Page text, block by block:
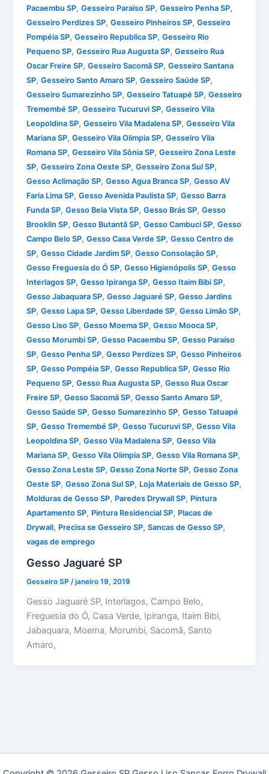
Pacaembu SP,Gesseiro Paraíso SP,Gesseiro Penha SP,
Gesseiro Perdizes SP,Gesseiro Pinheiros SP,Gesseiro
Pompéia SP,Gesseiro Republica SP,Gesseiro Rio
Pequeno SP,Gesseiro Rua Augusta SP,Gesseiro Rua
Oscar Freire SP,Gesseiro Sacomã SP,Gesseiro Santana
SP,Gesseiro Santo Amaro SP,Gesseiro Saúde SP,
Gesseiro Sumarezinho SP,Gesseiro Tatuapé SP,Gesseiro
Tremembé SP,Gesseiro Tucuruvi SP,Gesseiro Vila
Leopoldina SP,Gesseiro Vila Madalena SP,Gesseiro Vila
Mariana SP,Gesseiro Vila Olimpia SP,Gesseiro Vila
Romana SP,Gesseiro Vila Sônia SP,Gesseiro Zona Leste
SP,Gesseiro Zona Oeste SP,Gesseiro Zona Sul SP,
Gesso Aclimação SP,Gesso Agua Branca SP,Gesso AV
Faria Lima SP,Gesso Avenida Paulista SP,Gesso Barra
Funda SP,Gesso Bela Vista SP,Gesso Brás SP,Gesso
Brooklin SP,Gesso Butantã SP,Gesso Cambuci SP,Gesso
Campo Belo SP,Gesso Casa Verde SP,Gesso Centro de
SP,Gesso Cidade Jardim SP,Gesso Consolação SP,
Gesso Freguesia do Ó SP,Gesso Higienópolis SP,Gesso
Interlagos SP,Gesso Ipiranga SP,Gesso Itaim Bibi SP,
Gesso Jabaquara SP,Gesso Jaguaré SP,Gesso Jardins
SP,Gesso Lapa SP,Gesso Liberdade SP,Gesso Limão SP,
Gesso Liso SP,Gesso Moema SP,Gesso Mooca SP,
Gesso Morumbi SP,Gesso Pacaembu SP,Gesso Paraíso
SP,Gesso Penha SP,Gesso Perdizes SP,Gesso Pinheiros
SP,Gesso Pompéia SP,Gesso Republica SP,Gesso Rio
Pequeno SP,Gesso Rua Augusta SP,Gesso Rua Oscar
Freire SP,Gesso Sacomã SP,Gesso Santo Amaro SP,
Gesso Saúde SP,Gesso Sumarezinho SP,Gesso Tatuapé
SP,Gesso Tremembé SP,Gesso Tucuruvi SP,Gesso Vila
Leopoldina SP,Gesso Vila Madalena SP,Gesso Vila
Mariana SP,Gesso Vila Olimpia SP,Gesso Vila Romana SP,
Gesso Zona Leste SP,Gesso Zona Norte SP,Gesso Zona
Oeste SP,Gesso Zona Sul SP, Loja Materiais de Gesso SP,
Molduras de Gesso SP, Paredes Drywall SP, Pintura
Apartamento SP, Pintura Residencial SP, Placas de
Drywall, Precisa se Gesseiro SP,Sancas de Gesso SP,
vagas de emprego
Gesso Jaguaré SP
Gesseiro SP/janeiro 19, 2019
Gesso Jaguaré SP, Interlagos, Campo Belo,
Freguesia do Ó, Casa Verde, Ipiranga, Itaim Bibi,
Jabaquara, Moema, Morumbi, Sacomã, Santo
Amaro,